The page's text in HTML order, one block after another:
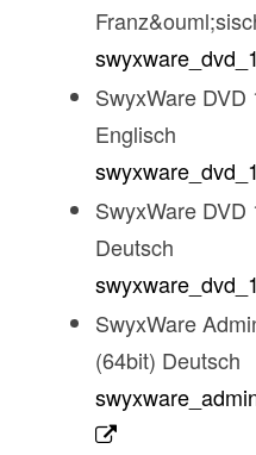
SwyxWare
Englisch
SwyxWare
Deutsch
SwyxWare
(64bit) Deutsch